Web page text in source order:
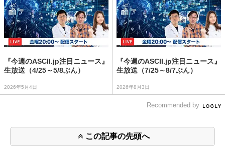
『今週のASCII.jp注目ニュース』
生放送（4/25～5/8ぶん）
2026年5月4日
『今週のASCII.jp注目ニュース』
生放送（7/25～8/7ぶん）
2026年8月3日
Recommended by
この記事の先頭へ